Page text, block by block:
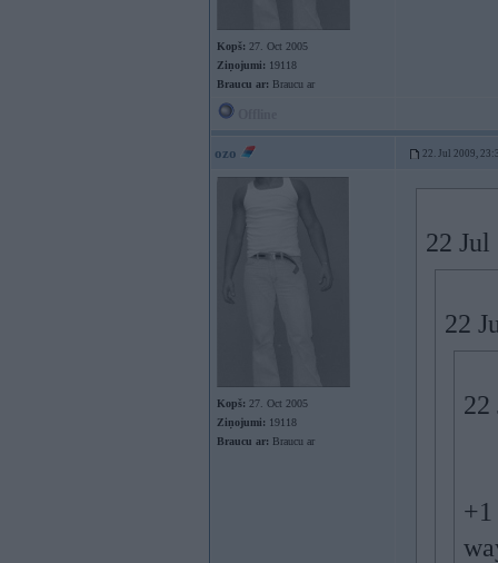
Kopš: 27. Oct 2005
Ziņojumi: 19118
Braucu ar: Braucu ar
ozo 22. Jul 2009,
Kopš: 27. Oct 2005
Ziņojumi: 19118
Braucu ar: Braucu ar
22
22
22
+1